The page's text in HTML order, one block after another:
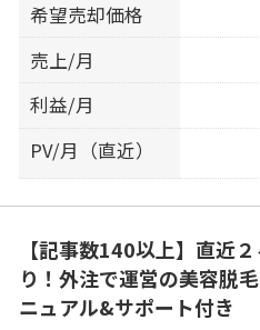
希望売却価格
売上/月
利益/月
PV/月（直近）
【記事数140以上】直近
り！外注で運営の美容脱
ニュアル&サポート付き